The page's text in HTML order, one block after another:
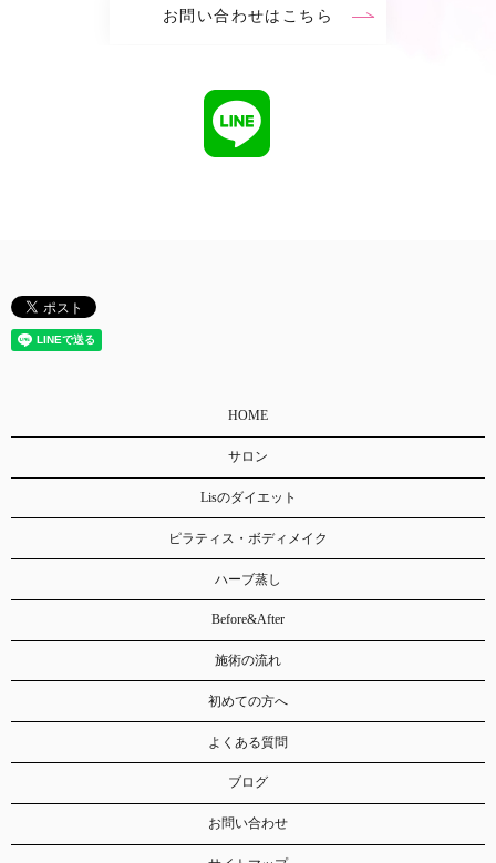
お問い合わせはこちら
HOME
サロン
Lisのダイエット
ピラティス・ボディメイク
ハーブ蒸し
Before&After
施術の流れ
初めての方へ
よくある質問
ブログ
お問い合わせ